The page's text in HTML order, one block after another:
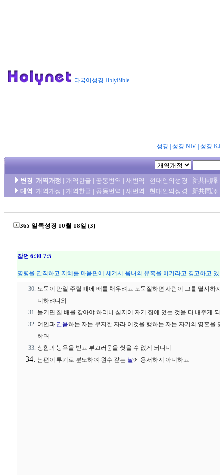
다국어성경 HolyBible
성경 성경 NIV| 성경
변경 개역개정 | 개역한글 | 공동번역 | 새번역 | 현대인의성경 | 新共同譯
대역
개역개정 | 개역한글 | 공동번역 | 새번역 | 현대인의성경 | 新共同譯
365 일독성경 10월 18일 (3)
잠언 6:30-7:5
명령을 간직하고 지혜를 마음판에 새겨서 음녀의 유혹을 이기라고 경고하고 있
도둑이 만일 주릴 때에 배를 채우려고 도둑질하면 사람이 그를 멸시하
니하려니와
들키면 칠 배를 갚아야 하리니 심지어 자기 집에 있는 것을 다 내주게
여인과 간음하는 자는 무지한 자라 이것을 행하는 자는 자기의 영혼을
하며
상함과 능욕을 받고 부끄러움을 씻을 수 없게 되나니
남편이 투기로 분노하여 원수 갚는 날에 용서하지 아니하고